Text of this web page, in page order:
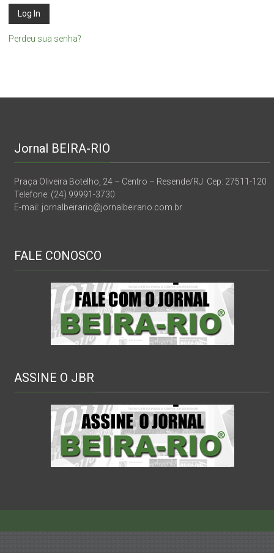
Perdeu sua senha?
Jornal BEIRA-RIO
Praça Oliveira Botelho, 24 – Centro – Resende/RJ. Cep: 27511-120
Telefone: (24) 99991-3730
E-mail: jornalbeirario@jornalbeirario.com.br
FALE CONOSCO
ASSINE O JBR